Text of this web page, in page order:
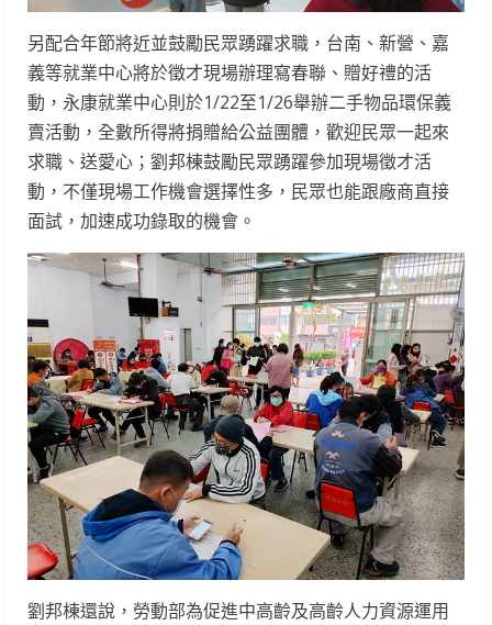
另配合年節將近並鼓勵民眾踴躍求職，台南、新營、嘉
義等就業中心將於徵才現場辦理寫春聯、贈好禮的活
動，永康就業中心則於1/22至1/26舉辦二手物品環保義
賣活動，全數所得將捐贈給公益團體，歡迎民眾一起來
求職、送愛心；劉邦棟鼓勵民眾踴躍參加現場徵才活
動，不僅現場工作機會選擇性多，民眾也能跟廠商直接
面試，加速成功錄取的機會。
劉邦棟還說，勞動部為促進中高齡及高齡人力資源運用